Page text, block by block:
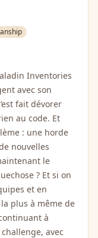
Inventories
avec son
fait dévorer
au code. Et
: une horde
nouvelles
le
? Et si on
et en
plus à même de
à
avec